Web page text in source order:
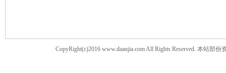
CopyRight(c)2016 www.daanjia.com All Rights Reserved. 本站